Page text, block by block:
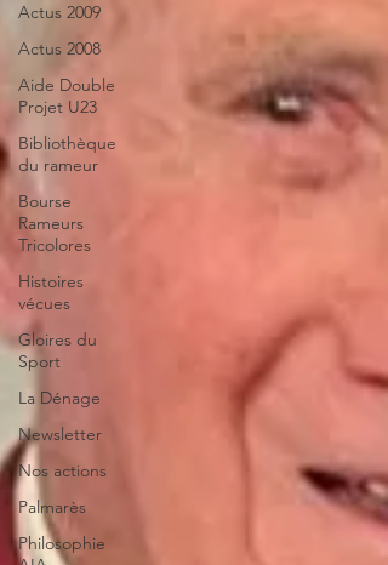
Actus 2009
Actus 2008
Aide Double
Projet U23
Bibliothèque
du rameur
Bourse
Rameurs
Tricolores
Histoires
vécues
Gloires du
Sport
La Dénage
Newsletter
Nos actions
Palmarès
Philosophie